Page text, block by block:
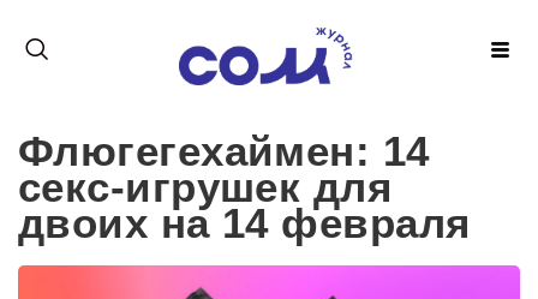
Флюгегехаймен: 14
секс-игрушек для
двоих на 14 февраля